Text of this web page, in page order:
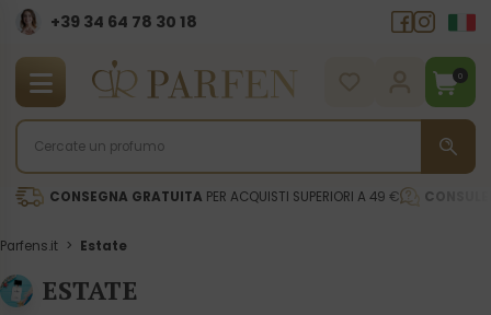
+39 34 64 78 30 18
0
CONSEGNA GRATUITA PER ACQUISTI SUPERIORI A 49 €
Parfens.it > Estate
ESTATE